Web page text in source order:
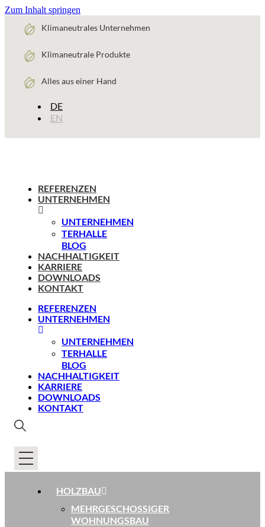
Zum Inhalt springen
Klimaneutrales Unternehmen
Klimaneutrale Produkte
Alles aus einer Hand
DE
EN
REFERENZEN
UNTERNEHMEN
UNTERNEHMEN
TERHALLE
BLOG
NACHHALTIGKEIT
KARRIERE
DOWNLOADS
KONTAKT
REFERENZEN
UNTERNEHMEN
UNTERNEHMEN
TERHALLE
BLOG
NACHHALTIGKEIT
KARRIERE
DOWNLOADS
KONTAKT
HOLZBAU
MEHRGESCHOSSIGER
WOHNUNGSBAU